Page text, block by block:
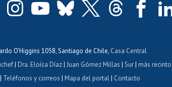
O'Higgins 1058, Santiago de Chile, Casa Central
| Dra. Eloísa Díaz| Juan Gómez Millas | Sur| más
| Teléfonos y correos |Mapa del portal| Contacto